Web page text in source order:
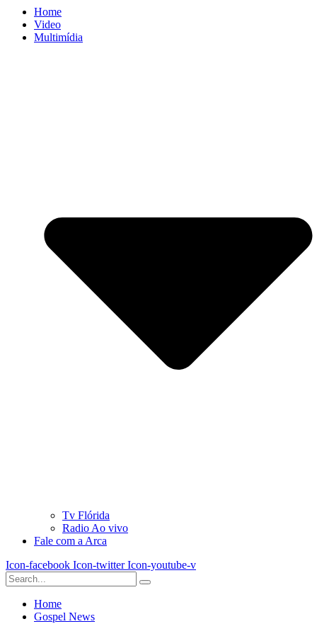
Home
Video
Multimídia
Tv Flórida
Radio Ao vivo
Fale com a Arca
Icon-facebook Icon-twitter Icon-youtube-v
Home
Gospel News